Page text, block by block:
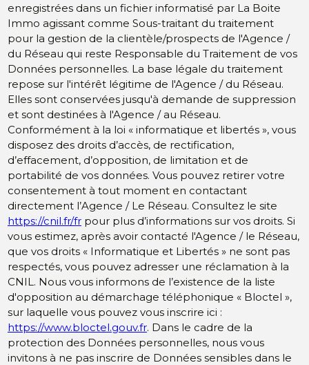
enregistrées dans un fichier informatisé par La Boite
Immo agissant comme Sous-traitant du traitement
pour la gestion de la clientèle/prospects de l'Agence /
du Réseau qui reste Responsable du Traitement de vos
Données personnelles. La base légale du traitement
repose sur l'intérêt légitime de l'Agence / du Réseau.
Elles sont conservées jusqu'à demande de suppression
et sont destinées à l'Agence / au Réseau.
Conformément à la loi « informatique et libertés », vous
disposez des droits d’accès, de rectification,
d’effacement, d’opposition, de limitation et de
portabilité de vos données. Vous pouvez retirer votre
consentement à tout moment en contactant
directement l’Agence / Le Réseau. Consultez le site
https://cnil.fr/fr pour plus d’informations sur vos droits. Si
vous estimez, après avoir contacté l'Agence / le Réseau,
que vos droits « Informatique et Libertés » ne sont pas
respectés, vous pouvez adresser une réclamation à la
CNIL. Nous vous informons de l’existence de la liste
d'opposition au démarchage téléphonique « Bloctel »,
sur laquelle vous pouvez vous inscrire ici :
https://www.bloctel.gouv.fr. Dans le cadre de la
protection des Données personnelles, nous vous
invitons à ne pas inscrire de Données sensibles dans le